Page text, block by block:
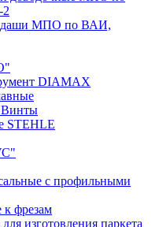
2
МПО по ВАИ,
DIAMAX
STEHLE
с профильными
фрезам
изготовления паркета